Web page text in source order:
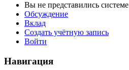
Вы не представились системе
Обсуждение
Вклад
Создать учётную запись
Войти
Навигация